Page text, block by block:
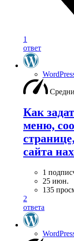
1
ответ
Как
меню,
сайта
1
25 июн.
135
2
ответа